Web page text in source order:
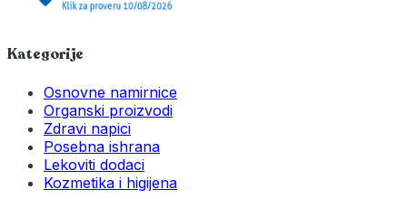
Kategorije
Osnovne namirnice
Organski proizvodi
Zdravi napici
Posebna ishrana
Lekoviti dodaci
Kozmetika i higijena